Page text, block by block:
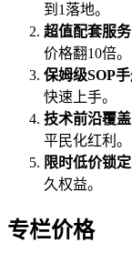
到1落地。
超值配套服务
价格翻10倍。
保姆级SOP
快速上手。
技术前沿覆盖
平民化红利。
限时低价锁定
久权益。
专栏价格